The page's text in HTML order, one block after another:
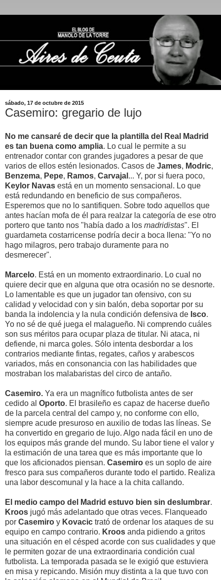
sábado, 17 de octubre de 2015
Casemiro: gregario de lujo
No me cansaré de decir que la plantilla del Real Madrid
es tan buena como amplia. Lo cual le permite a su
entrenador contar con grandes jugadores a pesar de que
varios de ellos estén lesionados. Casos de James, Modric,
Benzema, Pepe, Ramos, Carvajal ... Y, por si fuera poco,
Keylor Navas está en un momento sensacional. Lo que
está redundando en beneficio de sus compañeros.
Esperemos que no lo santifiquen. Sobre todo aquellos que
antes hacían mofa de él para realzar la categoría de ese otro
portero que tanto nos "había dado a los madridistas". El
guardameta costarricense podría decir a boca llena: "Yo no
hago milagros, pero trabajo duramente para no
desmerecer".
Marcelo. Está en un momento extraordinario. Lo cual no
quiere decir que en alguna que otra ocasión no se desnorte.
Lo lamentable es que un jugador tan ofensivo, con su
calidad y velocidad con y sin balón, deba soportar por su
banda la indolencia y la nula condición defensiva de Isco.
Yo no sé de qué juega el malagueño. Ni comprendo cuáles
son sus méritos para ocupar plaza de titular. Ni ataca, ni
defiende, ni marca goles. Sólo intenta desbordar a los
contrarios mediante fintas, regates, caños y arabescos
variados, más en consonancia con las habilidades que
mostraban los malabaristas del circo de antaño.
Casemiro. Ya era un magnífico futbolista antes de ser
cedido al Oporto. El brasileño es capaz de hacerse dueño
de la parcela central del campo y, no conforme con ello,
siempre acude presuroso en auxilio de todas las líneas. Se
ha convertido en gregario de lujo. Algo nada fácil en uno de
los equipos más grande del mundo. Su labor tiene el valor y
la estimación de una tarea que es más importante que lo
que los aficionados piensan. Casemiro es un soplo de aire
fresco para sus compañeros durante todo el partido. Realiza
una labor descomunal y la hace a la chita callando.
El medio campo del Madrid estuvo bien sin deslumbrar.
Kroos jugó más adelantado que otras veces. Flanqueado
por Casemiro y Kovacic trató de ordenar los ataques de su
equipo en campo contrario. Kroos anda pidiendo a gritos
una situación en el césped acorde con sus cualidades y que
le permiten gozar de una extraordinaria condición cual
futbolista. La temporada pasada se le exigió que estuviera
en misa y repicando. Misión muy distinta a la que tuvo con